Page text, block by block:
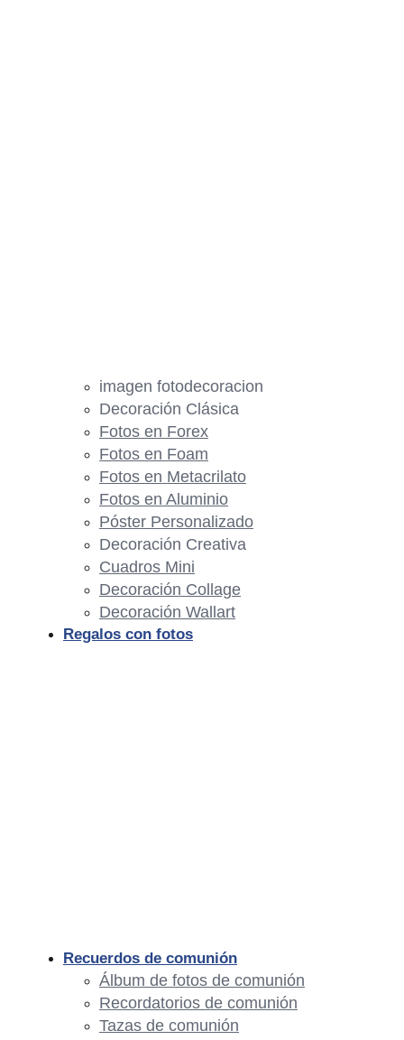
imagen fotodecoracion
Decoración Clásica
Fotos en Forex
Fotos en Foam
Fotos en Metacrilato
Fotos en Aluminio
Póster Personalizado
Decoración Creativa
Cuadros Mini
Decoración Collage
Decoración Wallart
Regalos con fotos
Recuerdos de comunión
Álbum de fotos de comunión
Recordatorios de comunión
Tazas de comunión